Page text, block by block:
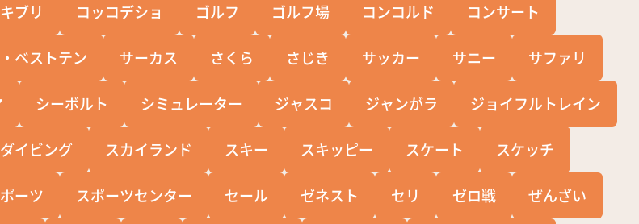
ブリ コッコデショ ゴルフ ゴルフ場 コンコルド コンサート
ベストテン サーカス さくら さじき サッカー サニー サファリ
シーボルト シミュレーター ジャスコ ジャンがラ ジョイフルトレイン
イビング スカイランド スキー スキッピー スケート スケッチ
ーツ スポーツセンター セール ゼネスト セリ ゼロ戦 ぜんざい